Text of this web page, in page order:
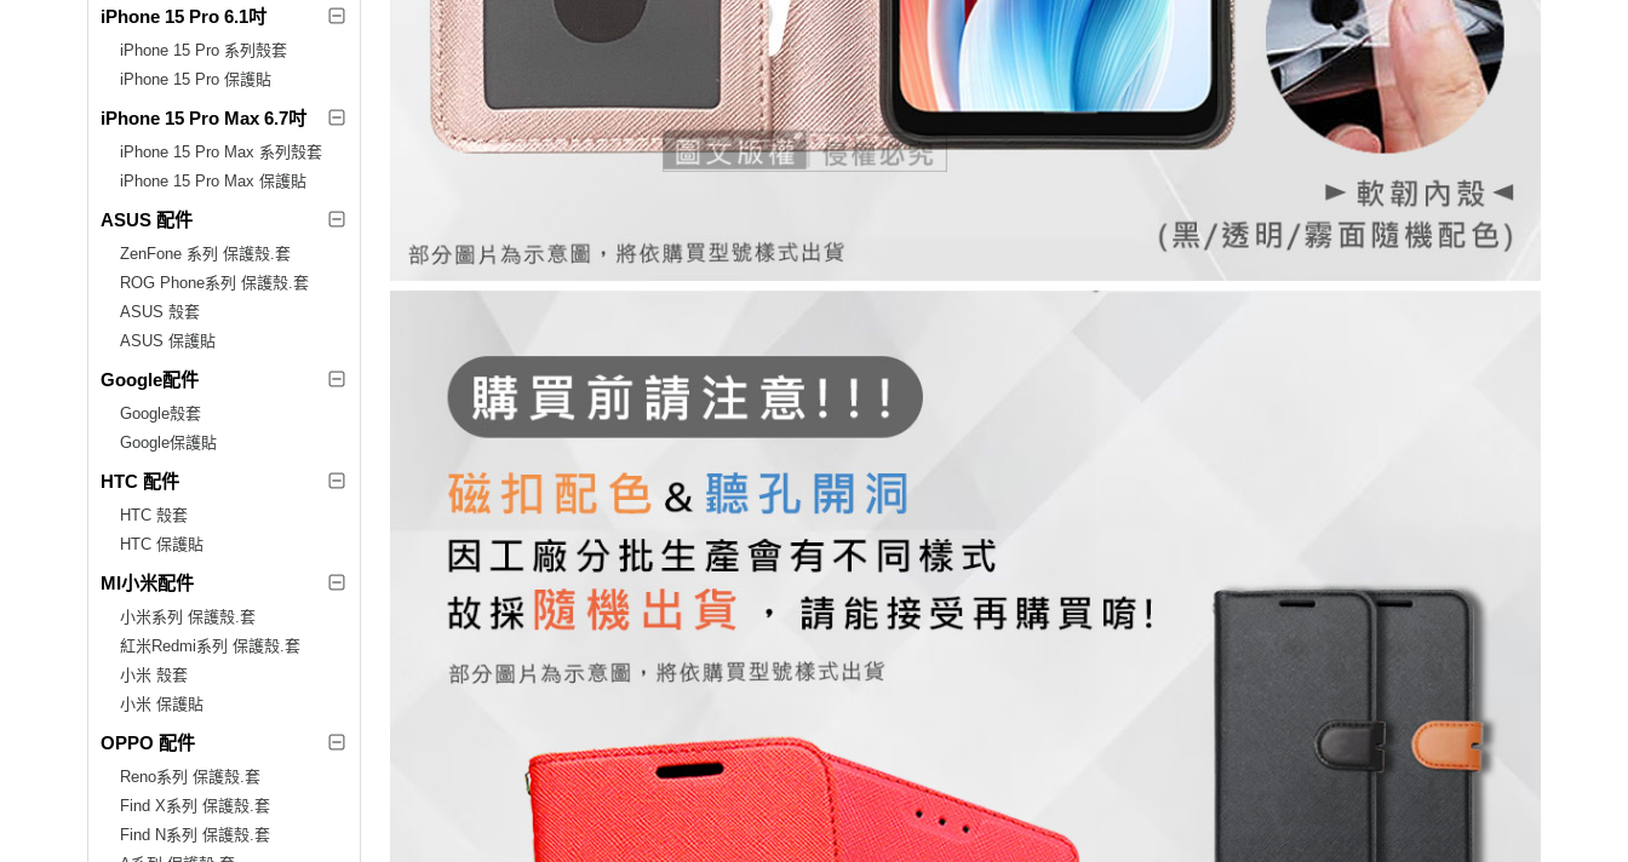
iPhone 15 Pro 6.1吋
iPhone 15 Pro 系列殼套
iPhone 15 Pro 保護貼
iPhone 15 Pro Max 6.7吋
iPhone 15 Pro Max 系列殼套
iPhone 15 Pro Max 保護貼
ASUS 配件
ZenFone 系列 保護殼.套
ROG Phone系列 保護殼.套
ASUS 殼套
ASUS 保護貼
Google配件
Google殼套
Google保護貼
HTC 配件
HTC 殼套
HTC 保護貼
MI小米配件
小米系列 保護殼.套
紅米Redmi系列 保護殼.套
小米 殼套
小米 保護貼
OPPO 配件
Reno系列 保護殼.套
Find X系列 保護殼.套
Find N系列 保護殼.套